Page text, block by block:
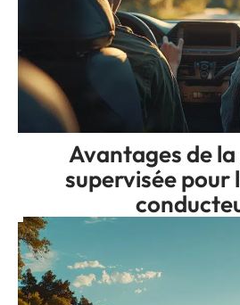
Avantages de
supervisée pour